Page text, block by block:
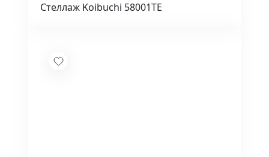
Стеллаж Koibuchi 58001TE